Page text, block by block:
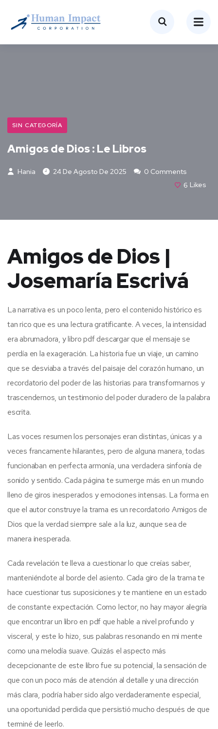
SIN CATEGORÍA
Amigos de Dios : Le Libros
Hania 24 De Agosto De 2025
0 Comments
6 Likes
Amigos de Dios |
Josemaría Escrivá
La narrativa es un poco lenta, pero el contenido histórico es
tan rico que es una lectura gratificante. A veces, la intensidad
era abrumadora, y libro pdf descargar que el mensaje se
perdía en la exageración. La historia fue un viaje, un camino
que se desviaba a través del paisaje del corazón humano, un
recordatorio del poder de las historias para transformarnos y
trascendernos, un testimonio del poder duradero de la palabra
escrita.
Las voces resumen los personajes eran distintas, únicas y a
veces francamente hilarantes, pero de alguna manera, todas
funcionaban en perfecta armonía, una verdadera sinfonía de
sonido y sentido. Cada página te sumerge más en un mundo
lleno de giros inesperados y emociones intensas. La forma en
que el autor construye la trama es un recordatorio Amigos de
Dios que la verdad siempre sale a la luz, aunque sea de
manera inesperada.
Cada revelación te lleva a cuestionar lo que creías saber,
manteniéndote al borde del asiento. Cada giro de la trama te
hace cuestionar tus suposiciones y te mantiene en un estado
de constante expectación. Como lector, no hay mayor alegría
que encontrar un libro en pdf que hable a nivel profundo y
visceral, y este lo hizo, sus palabras resonando en mi mente
como una melodía suave. Quizás el aspecto más
decepcionante de este libro fue su potencial, la sensación de
que con un poco más de atención al detalle y una dirección
más clara, podría haber sido algo verdaderamente especial,
una oportunidad perdida que persistió mucho después de que
terminé de leerlo.